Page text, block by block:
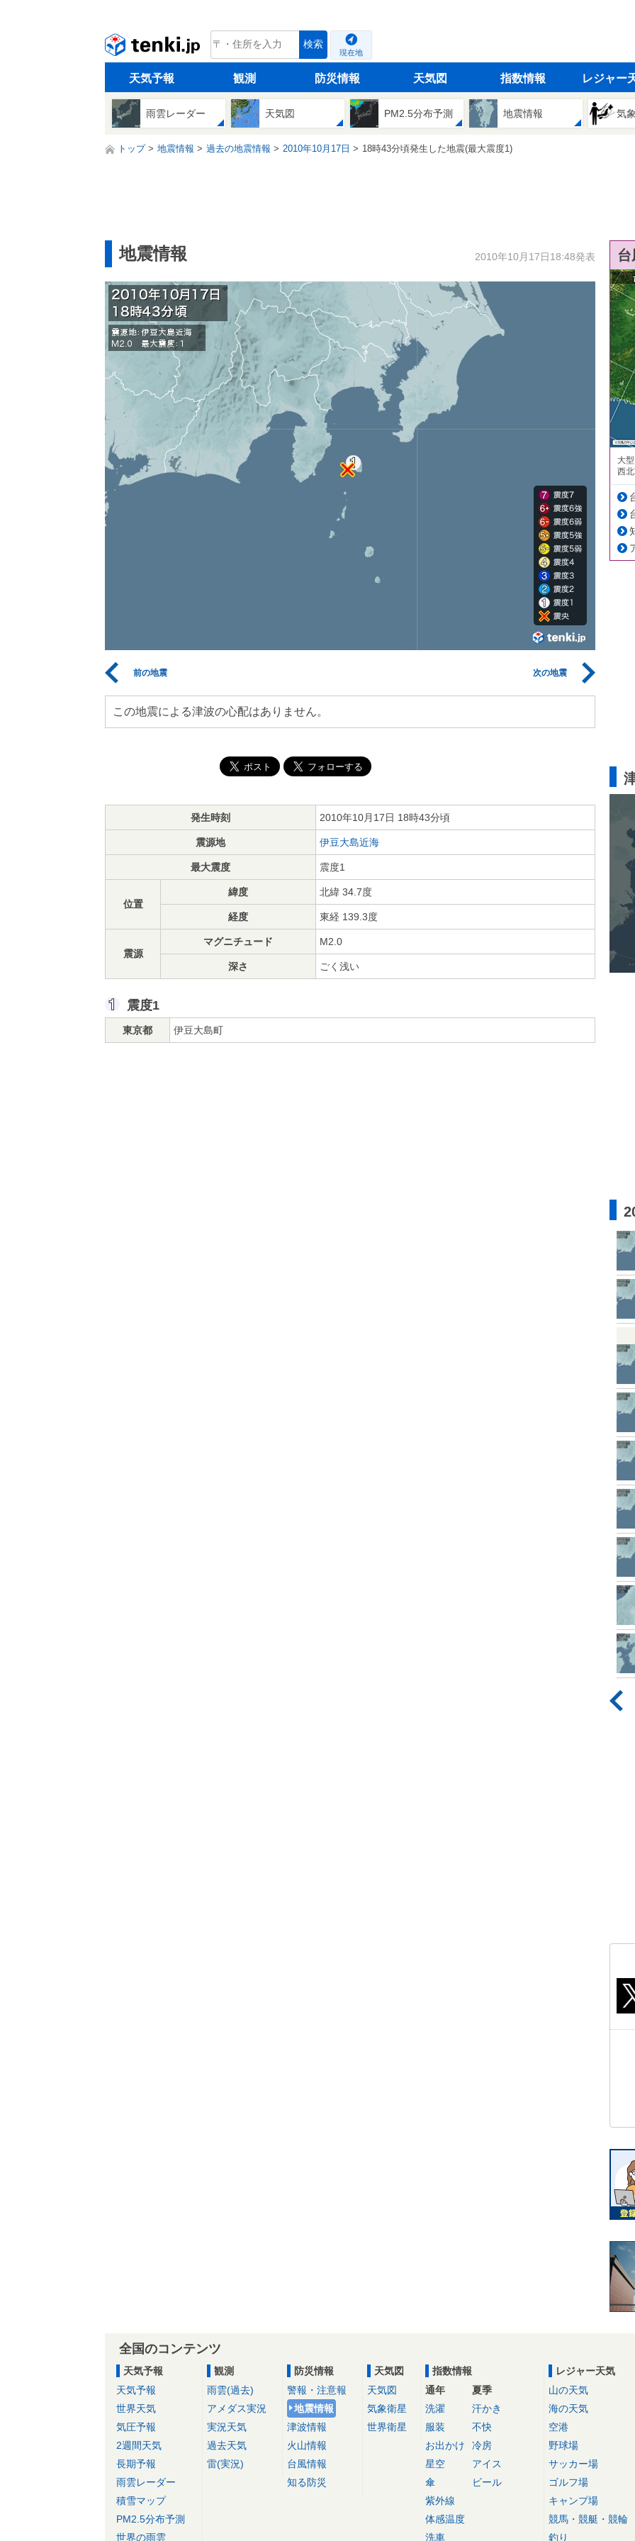
tenki.jp 検索
現在地
天気予報 観測 防災情報 天気図 指数情報 レジャー
雨雲レーダー 天気図 PM2.5分布予測 地震情報 気
トップ 地震情報 過去の地震情報 2010年10月17日 18時43分頃発生した地震(最大震度1)
地震情報 2010年10月17日18:48発表
前の地震 次の地震
この地震による津波の心配はありません。
発生時刻 2010年10月17日 18時43分頃
震源地 伊豆大島近海
最大震度 震度1
位置
緯度 北緯 34.7度
経度 東経 139.3度
震源
マグニチュード M2.0
深さ ごく浅い
震度1
東京都 伊豆大島町
大
西
全国のコンテンツ
天気予報
天気予報
世界天気
気圧予報
2週間天気
長期予報
雨雲レーダー
積雪マップ
PM2.5分布予測
世界の雨雲
観測
雨雲(過去)
アメダス実況
実況天気
過去天気
雷(実況)
防災情報
警報・注意報
地震情報
津波情報
火山情報
台風情報
知る防災
天気図
天気図
気象衛星
世界衛星
指数情報
通年
洗濯
服装
お出かけ
星空
傘
紫外線
体感温度
洗車
夏季
汗かき
不快
冷房
アイス
ビール
レジャー天気
山の天気
海の天気
空港
野球場
サッカー場
ゴルフ場
キャンプ場
競馬・競艇・競輪
釣り